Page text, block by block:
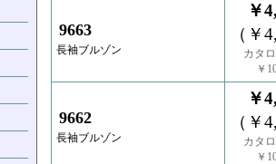
9663
長袖ブルゾン
￥
（￥
カタ
￥
9662
長袖ブルゾン
￥
（￥
カタ
￥